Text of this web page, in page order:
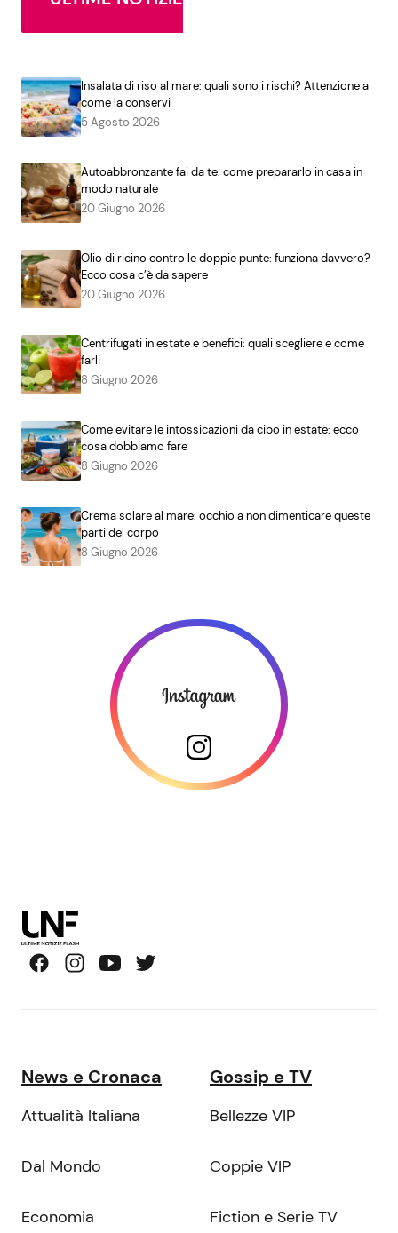
Insalata di riso al mare: quali sono i rischi? Attenzione a
come la conservi
5 Agosto 2026
Autoabbronzante fai da te: come prepararlo in casa in
modo naturale
20 Giugno 2026
Olio di ricino contro le doppie punte: funziona davvero?
Ecco cosa c’è da sapere
20 Giugno 2026
Centrifugati in estate e benefici: quali scegliere e come
farli
8 Giugno 2026
Come evitare le intossicazioni da cibo in estate: ecco
cosa dobbiamo fare
8 Giugno 2026
Crema solare al mare: occhio a non dimenticare queste
parti del corpo
8 Giugno 2026
News e Cronaca
Attualità Italiana
Dal Mondo
Economia
Gossip e TV
Bellezze VIP
Coppie VIP
Fiction e Serie TV